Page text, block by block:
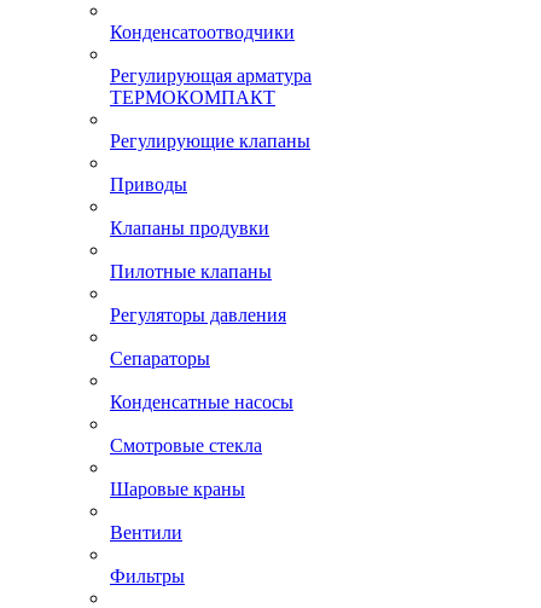
Конденсатоотводчики
Регулирующая арматура
ТЕРМОКОМПАКТ
Регулирующие клапаны
Приводы
Клапаны продувки
Пилотные клапаны
Регуляторы давления
Сепараторы
Конденсатные насосы
Смотровые стекла
Шаровые краны
Вентили
Фильтры